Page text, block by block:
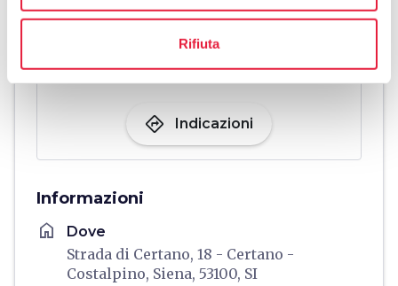
Rifiuta
directions Indicazioni
Informazioni
home Dove
Strada di Certano, 18 - Certano -
Costalpino, Siena, 53100, SI